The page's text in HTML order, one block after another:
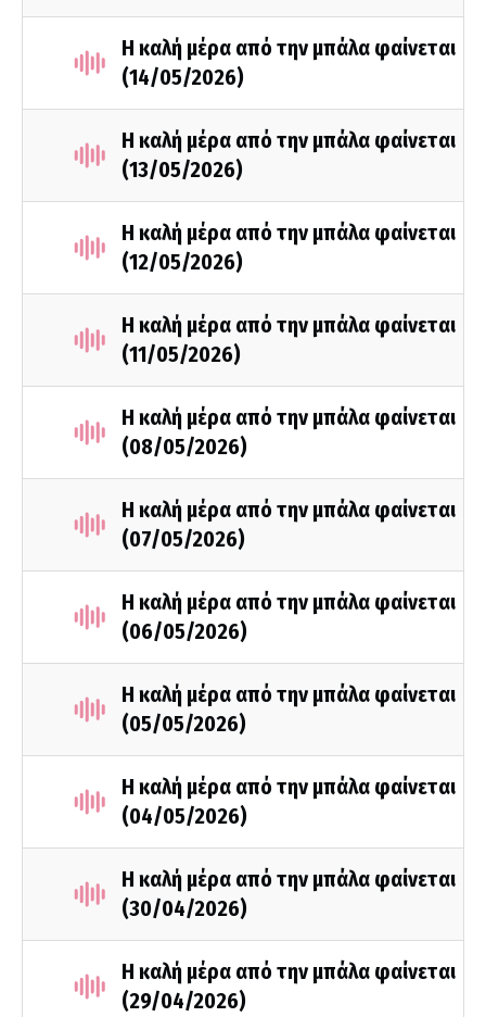
Η καλή μέρα από την μπάλα φαίνεται
(14/05/2026)
Η καλή μέρα από την μπάλα φαίνεται
(13/05/2026)
Η καλή μέρα από την μπάλα φαίνεται
(12/05/2026)
Η καλή μέρα από την μπάλα φαίνεται
(11/05/2026)
Η καλή μέρα από την μπάλα φαίνεται
(08/05/2026)
Η καλή μέρα από την μπάλα φαίνεται
(07/05/2026)
Η καλή μέρα από την μπάλα φαίνεται
(06/05/2026)
Η καλή μέρα από την μπάλα φαίνεται
(05/05/2026)
Η καλή μέρα από την μπάλα φαίνεται
(04/05/2026)
Η καλή μέρα από την μπάλα φαίνεται
(30/04/2026)
Η καλή μέρα από την μπάλα φαίνεται
(29/04/2026)